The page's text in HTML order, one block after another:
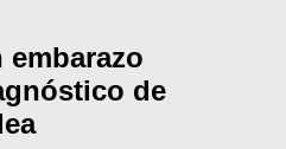
embarazo
de